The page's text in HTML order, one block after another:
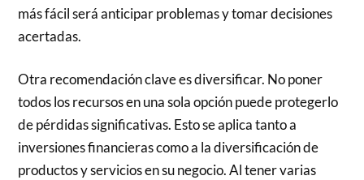
más fácil será anticipar problemas y tomar decisiones
acertadas.
Otra recomendación clave es diversificar. No poner
todos los recursos en una sola opción puede protegerlo
de pérdidas significativas. Esto se aplica tanto a
inversiones financieras como a la diversificación de
productos y servicios en su negocio. Al tener varias